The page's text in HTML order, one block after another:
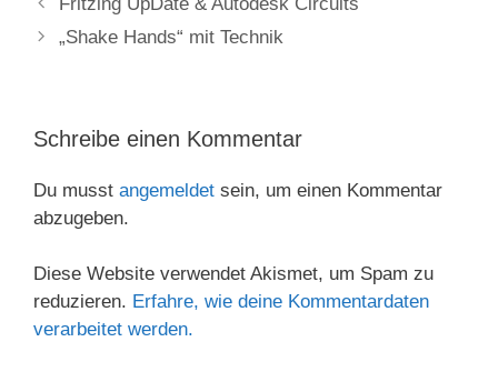
„Shake Hands“ mit Technik
Schreibe einen Kommentar
Du musst angemeldet sein, um einen Kommentar
abzugeben.
Diese Website verwendet Akismet, um Spam zu
reduzieren. Erfahre, wie deine Kommentardaten
verarbeitet werden.